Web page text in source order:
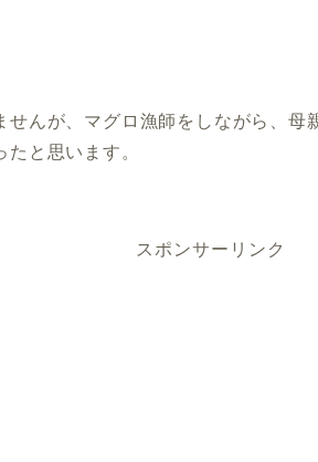
せんが、マグロ漁師をしながら、母
と思います。
スポンサーリンク